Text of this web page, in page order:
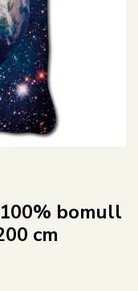
bomull
cm